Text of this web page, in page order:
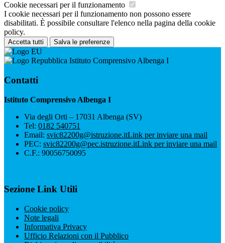
Cookie necessari per il funzionamento
I cookie necessari per il funzionamento non possono essere
disabilitati. È possibile consultare l'elenco nella pagina della cookie
policy.
Accetta tutti Salva le preferenze
Istituto Comprensivo Albenga I
Contatti
Istituto Comprensivo Albenga I
Via degli Orti – 17031 Albenga (SV)
Tel: 0182 540751
Email: svic82200g@istruzione.itLink per inviare una mail
PEC: svic82200g@pec.istruzione.itLink per inviare una mail
C.F.: 90056750095
Sezione Link Utili
Cookie policy
Note legali
Informativa Privacy
Ufficio Relazioni con il Pubblico